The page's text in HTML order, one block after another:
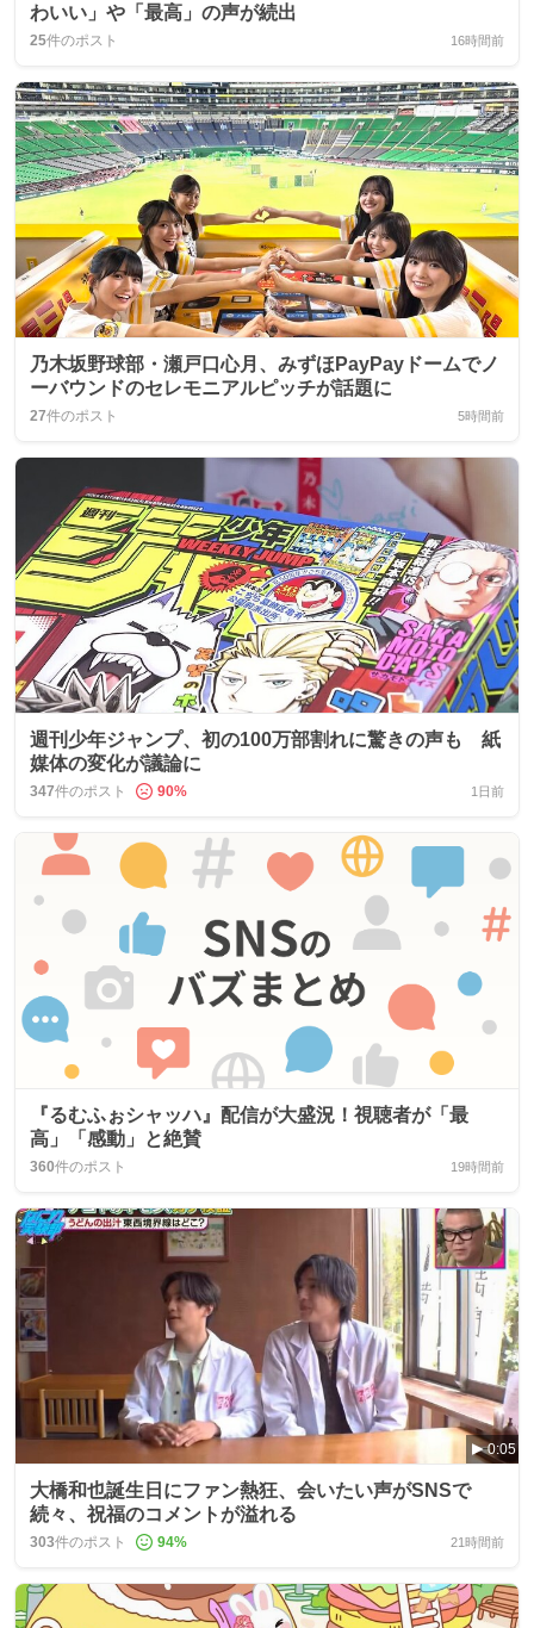
わいい」や「最高」の声が続出
25件のポスト 16時間前
乃木坂野球部・瀬戸口心月、みずほPayPayドームでノ
ーバウンドのセレモニアルピッチが話題に
27件のポスト 5時間前
週刊少年ジャンプ、初の100万部割れに驚きの声も 紙
媒体の変化が議論に
347件のポスト 90% 1日前
『るむふぉシャッハ』配信が大盛況！視聴者が「最
高」「感動」と絶賛
360件のポスト 19時間前
0:05
大橋和也誕生日にファン熱狂、会いたい声がSNSで
続々、祝福のコメントが溢れる
303件のポスト 94% 21時間前